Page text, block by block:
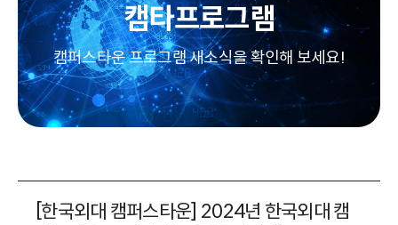
캠타프로그램
캠퍼스타운 프로그램 새소식을 확인해 보세요!
[한국외대 캠퍼스타운] 2024년 한국외대 캠